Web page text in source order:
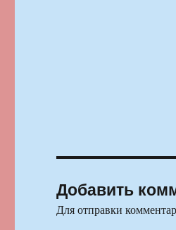
Добавить
Для отправки